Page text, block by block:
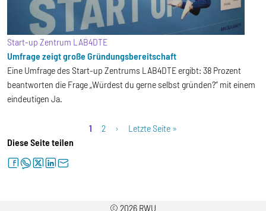
Start-up Zentrum LAB4DTE
Umfrage zeigt große Gründungsbereitschaft
Eine Umfrage des Start-up Zentrums LAB4DTE ergibt: 38 Prozent
beantworten die Frage „Würdest du gerne selbst gründen?“ mit einem
eindeutigen Ja.
Aktuelle Seite
1 Seite
2 Nächste Seite
› Letzte Seite
Letzte Seite »
Diese Seite teilen
facebookwhatsapptwitterlinkedinletter
© 2026 RWU